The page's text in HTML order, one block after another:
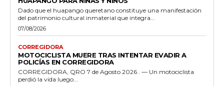
Dado que el huapango queretano constituye una manifestación
del patrimonio cultural inmaterial que integra...
07/08/2026
CORREGIDORA
MOTOCICLISTA MUERE TRAS INTENTAR EVADIR A
POLICÍAS EN CORREGIDORA
CORREGIDORA, QRO 7 de Agosto 2026 . — Un motociclista
perdió la vida luego...